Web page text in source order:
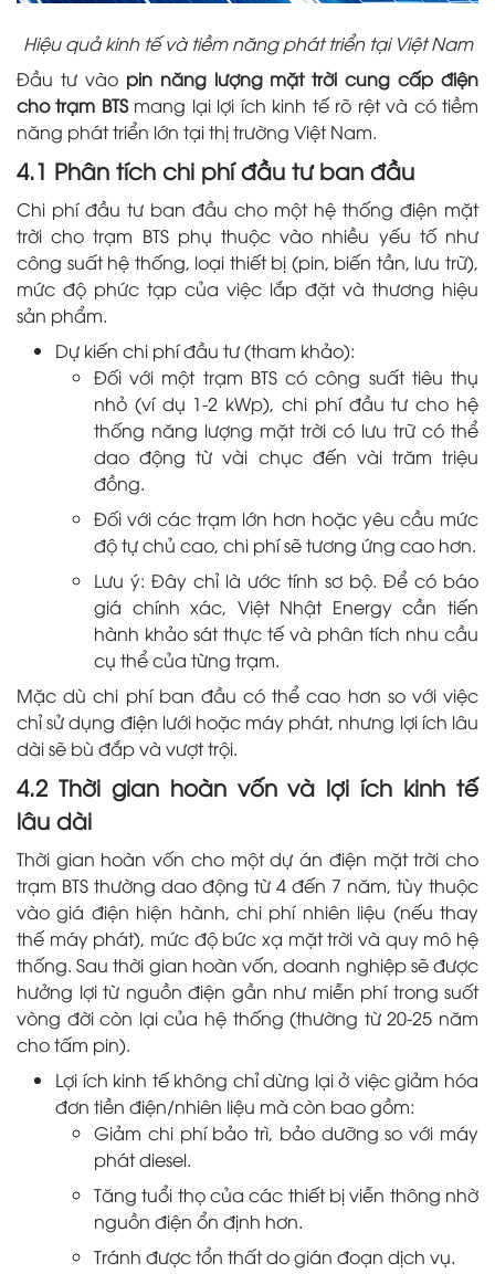
Hiệu quả kinh tế và tiềm năng phát triển tại Việt Nam
Đầu tư vàopin năng lượng mặt trời cung cấp điện
cho trạm BTSmang lại lợi ích kinh tế rõ rệt và có tiềm
năng phát triển lớn tại thị trường Việt Nam.
4.1 Phân tích chi phí đầu tư ban đầu
Chi phí đầu tư ban đầu cho một hệ thống điện mặt
trời cho trạm BTS phụ thuộc vào nhiều yếu tố như
công suất hệ thống, loại thiết bị (pin, biến tần, lưu trữ),
mức độ phức tạp của việc lắp đặt và thương hiệu
sản phẩm.
Dự kiến chi phí đầu tư (tham khảo):
Đối với một trạm BTS có công suất tiêu thụ
nhỏ (ví dụ 1-2 kWp), chi phí đầu tư cho hệ
thống năng lượng mặt trời có lưu trữ có thể
dao động từ vài chục đến vài trăm triệu
đồng.
Đối với các trạm lớn hơn hoặc yêu cầu mức
độ tự chủ cao, chi phí sẽ tương ứng cao hơn.
Lưu ý: Đây chỉ là ước tính sơ bộ. Để có báo
giá chính xác, Việt Nhật Energy cần tiến
hành khảo sát thực tế và phân tích nhu cầu
cụ thể của từng trạm.
Mặc dù chi phí ban đầu có thể cao hơn so với việc
chỉ sử dụng điện lưới hoặc máy phát, nhưng lợi ích lâu
dài sẽ bù đắp và vượt trội.
4.2 Thời gian hoàn vốn và lợi ích kinh tế
lâu dài
Thời gian hoàn vốn cho một dự án điện mặt trời cho
trạm BTS thường dao động từ 4 đến 7 năm, tùy thuộc
vào giá điện hiện hành, chi phí nhiên liệu (nếu thay
thế máy phát), mức độ bức xạ mặt trời và quy mô hệ
thống. Sau thời gian hoàn vốn, doanh nghiệp sẽ được
hưởng lợi từ nguồn điện gần như miễn phí trong suốt
vòng đời còn lại của hệ thống (thường từ 20-25 năm
cho tấm pin).
Lợi ích kinh tế không chỉ dừng lại ở việc giảm hóa
đơn tiền điện/nhiên liệu mà còn bao gồm:
Giảm chi phí bảo trì, bảo dưỡng so với máy
phát diesel.
Tăng tuổi thọ của các thiết bị viễn thông nhờ
nguồn điện ổn định hơn.
Tránh được tổn thất do gián đoạn dịch vụ.